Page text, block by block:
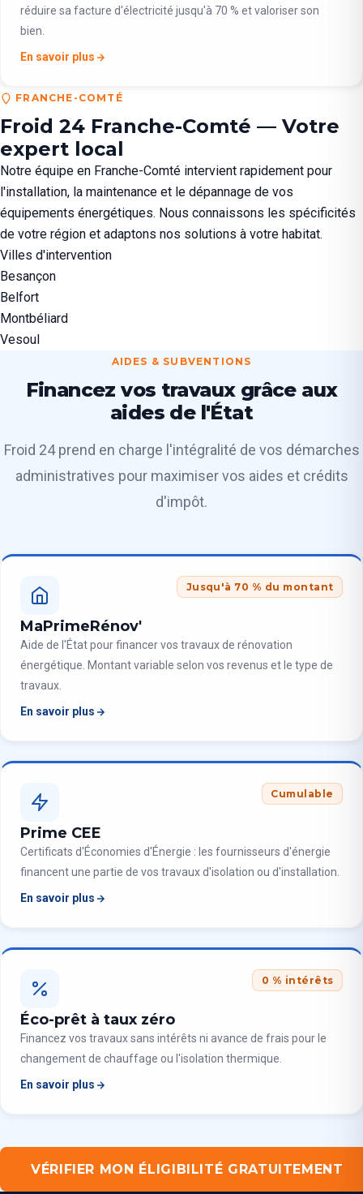
réduire sa facture d'électricité jusqu'à 70 % et valoriser son
bien.
En savoir plus
FRANCHE-COMTÉ
Froid 24 Franche-Comté — Votre
expert local
Notre équipe en Franche-Comté intervient rapidement pour
l'installation, la maintenance et le dépannage de vos
équipements énergétiques. Nous connaissons les spécificités
de votre région et adaptons nos solutions à votre habitat.
Villes d'intervention
Besançon
Belfort
Montbéliard
Vesoul
AIDES & SUBVENTIONS
Financez vos travaux grâce aux
aides de l'État
Froid 24 prend en charge l'intégralité de vos démarches
administratives pour maximiser vos aides et crédits
d'impôt.
Jusqu'à 70 % du montant
MaPrimeRénov'
Aide de l'État pour financer vos travaux de rénovation
énergétique. Montant variable selon vos revenus et le type de
travaux.
En savoir plus
Cumulable
Prime CEE
Certificats d'Économies d'Énergie : les fournisseurs d'énergie
financent une partie de vos travaux d'isolation ou d'installation.
En savoir plus
0 % intérêts
Éco-prêt à taux zéro
Financez vos travaux sans intérêts ni avance de frais pour le
changement de chauffage ou l'isolation thermique.
En savoir plus
VÉRIFIER MON ÉLIGIBILITÉ GRATUITEMENT